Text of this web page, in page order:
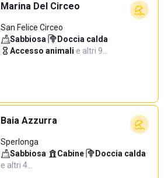
Marina Del Circeo
San Felice Circeo
Sabbiosa· Doccia calda·
Accesso animali·e altri 9…
Baia Azzurra
Sperlonga
Sabbiosa· Cabine· Doccia calda·
e altri 4…